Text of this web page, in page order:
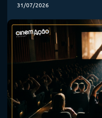
31/07/2026